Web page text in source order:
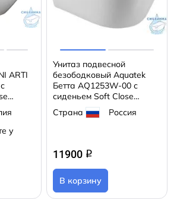
ARTI
у
Унитаз подвесной
безободковый Aquatek
Бетта AQ1253W-00 с
сиденьем Soft Close
(микролифт)
Страна Россия
11900 q
В корзину